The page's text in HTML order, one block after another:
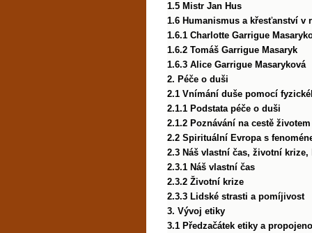
1.5 Mistr Jan Hus
1.6 Humanismus a křesťanství v
1.6.1 Charlotte Garrigue
1.6.2 Tomáš Garrigue Masaryk
1.6.3 Alice Garrigue Masaryková
2. Péče o duši
2.1 Vnímání duše pomocí
2.1.1 Podstata péče o duši
2.1.2 Poznávání na cestě životem
2.2 Spirituální Evropa s
2.3 Náš vlastní čas, životní
2.3.1 Náš vlastní čas
2.3.2 Životní krize
2.3.3 Lidské strasti a pomíjivost
3. Vývoj etiky
3.1 Předzačátek etiky a